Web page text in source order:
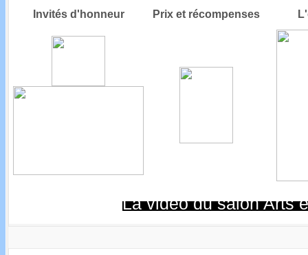
Invités d'honneur
Prix et récompenses
La vidéo du salon Arts